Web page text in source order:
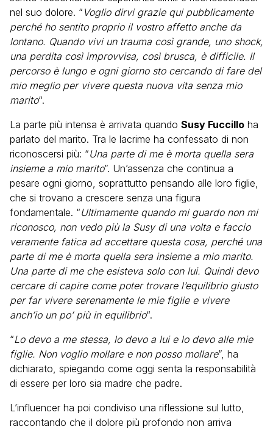
nel suo dolore. “ Voglio dirvi grazie qui pubblicamente
perché ho sentito proprio il vostro affetto anche da
lontano. Quando vivi un trauma così grande, uno shock,
una perdita così improvvisa, così brusca, è difficile. Il
percorso è lungo e ogni giorno sto cercando di fare del
mio meglio per vivere questa nuova vita senza mio
marito“.
La parte più intensa è arrivata quando Susy Fuccillo ha
parlato del marito. Tra le lacrime ha confessato di non
riconoscersi più: “Una parte di me è morta quella sera
insieme a mio marito”. Un’assenza che continua a
pesare ogni giorno, soprattutto pensando alle loro figlie,
che si trovano a crescere senza una figura
fondamentale. “Ultimamente quando mi guardo non mi
riconosco, non vedo più la Susy di una volta e faccio
veramente fatica ad accettare questa cosa, perché una
parte di me è morta quella sera insieme a mio marito.
Una parte di me che esisteva solo con lui. Quindi devo
cercare di capire come poter trovare l’equilibrio giusto
per far vivere serenamente le mie figlie e vivere
anch’io un po’ più in equilibrio“.
“Lo devo a me stessa, lo devo a lui e lo devo alle mie
figlie. Non voglio mollare e non posso mollare”, ha
dichiarato, spiegando come oggi senta la responsabilità
di essere per loro sia madre che padre.
L’influencer ha poi condiviso una riflessione sul lutto,
raccontando che il dolore più profondo non arriva